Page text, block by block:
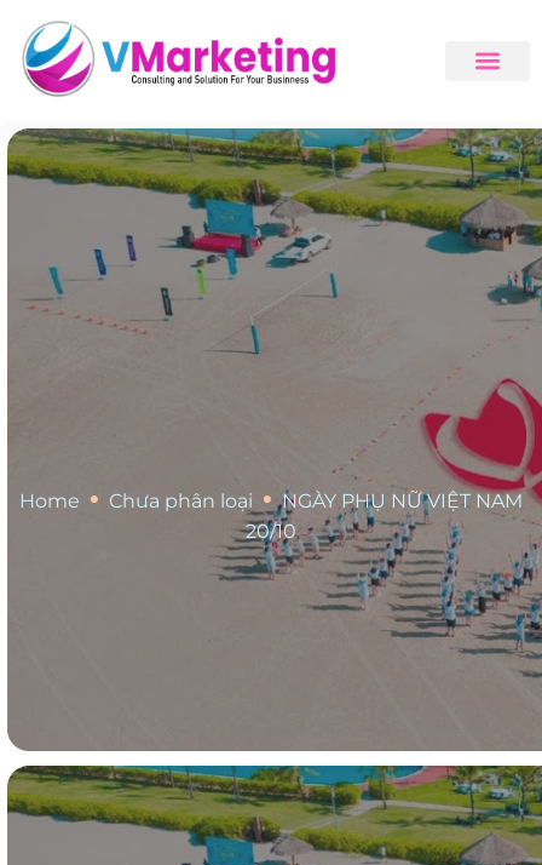
Home • Chưa phân loại • NGÀY PHỤ NỮ VIỆT NAM
20/10